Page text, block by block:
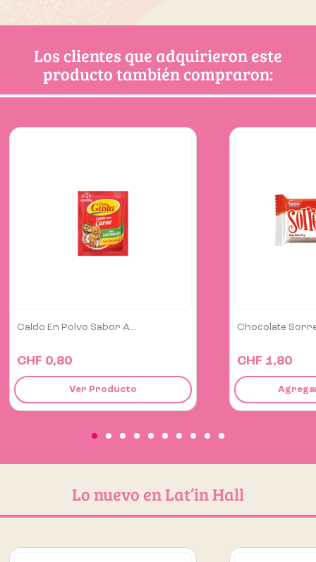
Los clientes que adquirieron este
producto también compraron:
Chocolate Sorrento 32g
CHF 1,80
Agregar al carrito
Huacatay
CHF 5,70
Lo nuevo en Lat’in Hall